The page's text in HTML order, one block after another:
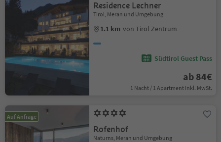
Residence Lechner
Tirol, Meran und Umgebung
1.1 km von Tirol Zentrum
Südtirol Guest Pass
ab 84€
1 Nacht / 1 Apartment Inkl. MwSt.
Auf Anfrage
Rofenhof
Naturns, Meran und Umgebung